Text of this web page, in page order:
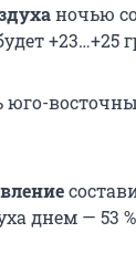
ночью
+23…+25
юго-
днем — 53